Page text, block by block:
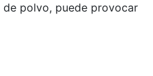
de polvo, puede provocar